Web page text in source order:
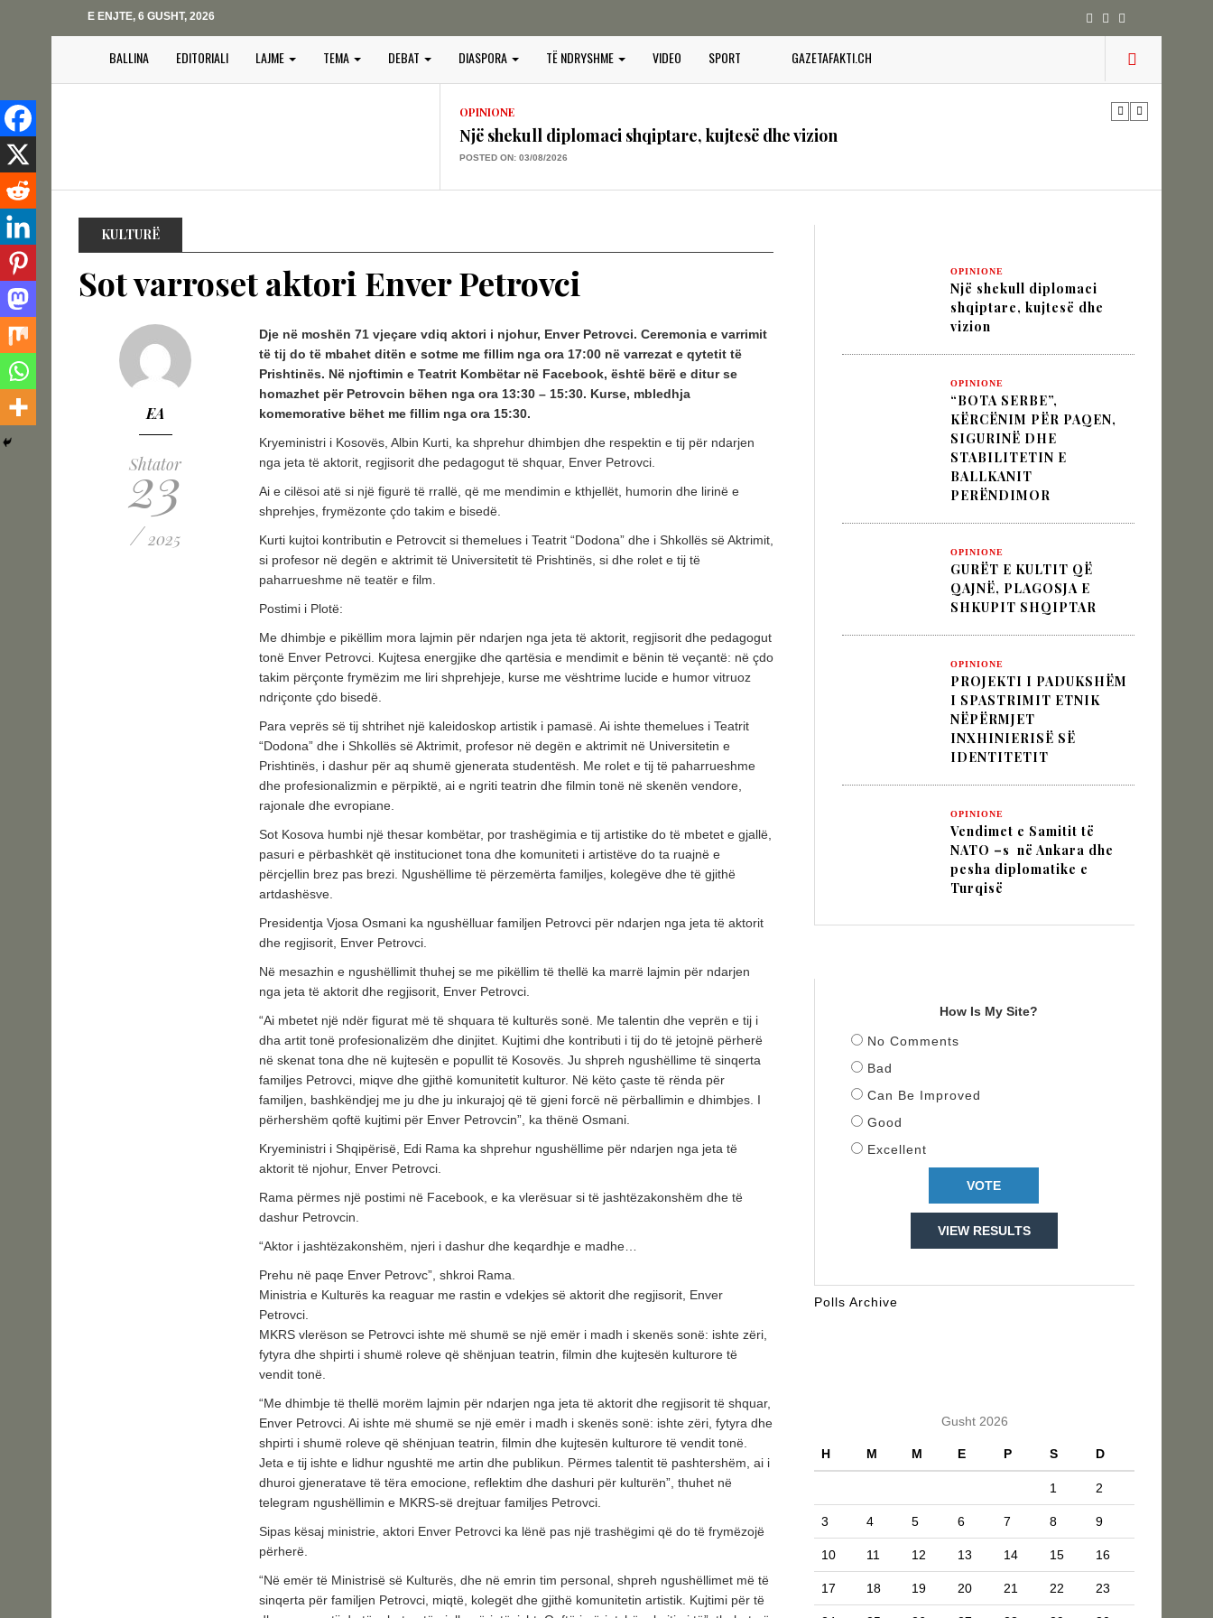
E ENJTE, 6 GUSHT, 2026
BALLINA EDITORIALI LAJME TEMA DEBAT DIASPORA TË NDRYSHME VIDEO SPORT GAZETAFAKTI.CH
OPINIONE
Vendimet e Samitit të NATO –s në Ankara dhe pesha diplomatike e Turqisë
POSTED ON: 16/07/2026
OPINIONE
Një shekull diplomaci shqiptare, kujtesë dhe vizion
POSTED ON: 03/08/2026
OPINIONE
POSTED ON: 25/07/2026
OPINIONE
GURËT E KULTIT QË QAJNË, PLAGOSJA E SHKUPIT SHQIPTAR
OPINIONE
PROJEKTI I PADUKSHËM I SPASTRIMIT ETNIK NËPËRMJET INXHINIERISË SË
IDENTITETIT
POSTED ON: 20/07/2026
OPINIONE
Vendimet e Samitit të NATO –s në Ankara dhe pesha diplomatike e Turqisë
POSTED ON: 16/07/2026
Një shekull diplomaci shqiptare, kujtesë dhe vizion
KULTURË
Sot varroset aktori Enver Petrovci
EA
Shtator
23
/ 2025
Dje në moshën 71 vjeçare vdiq aktori i njohur, Enver Petrovci. Ceremonia e varrimit
të tij do të mbahet ditën e sotme me fillim nga ora 17:00 në varrezat e qytetit të
Prishtinës. Në njoftimin e Teatrit Kombëtar në Facebook, është bërë e ditur se
homazhet për Petrovcin bëhen nga ora 13:30 – 15:30. Kurse, mbledhja
komemorative bëhet me fillim nga ora 15:30.
Kryeministri i Kosovës, Albin Kurti, ka shprehur dhimbjen dhe respektin e tij për ndarjen
nga jeta të aktorit, regjisorit dhe pedagogut të shquar, Enver Petrovci.
Ai e cilësoi atë si një figurë të rrallë, që me mendimin e kthjellët, humorin dhe lirinë e
shprehjes, frymëzonte çdo takim e bisedë.
Kurti kujtoi kontributin e Petrovcit si themelues i Teatrit “Dodona” dhe i Shkollës së Aktrimit,
si profesor në degën e aktrimit të Universitetit të Prishtinës, si dhe rolet e tij të
paharrueshme në teatër e film.
Postimi i Plotë:
Me dhimbje e pikëllim mora lajmin për ndarjen nga jeta të aktorit, regjisorit dhe pedagogut
tonë Enver Petrovci. Kujtesa energjike dhe qartësia e mendimit e bënin të veçantë: në çdo
takim përçonte frymëzim me liri shprehjeje, kurse me vështrime lucide e humor vitruoz
ndriçonte çdo bisedë.
Para veprës së tij shtrihet një kaleidoskop artistik i pamasë. Ai ishte themelues i Teatrit
“Dodona” dhe i Shkollës së Aktrimit, profesor në degën e aktrimit në Universitetin e
Prishtinës, i dashur për aq shumë gjenerata studentësh. Me rolet e tij të paharrueshme
dhe profesionalizmin e përpiktë, ai e ngriti teatrin dhe filmin tonë në skenën vendore,
rajonale dhe evropiane.
Sot Kosova humbi një thesar kombëtar, por trashëgimia e tij artistike do të mbetet e gjallë,
pasuri e përbashkët që institucionet tona dhe komuniteti i artistëve do ta ruajnë e
përcjellin brez pas brezi. Ngushëllime të përzemërta familjes, kolegëve dhe të gjithë
artdashësve.
Presidentja Vjosa Osmani ka ngushëlluar familjen Petrovci për ndarjen nga jeta të aktorit
dhe regjisorit, Enver Petrovci.
Në mesazhin e ngushëllimit thuhej se me pikëllim të thellë ka marrë lajmin për ndarjen
nga jeta të aktorit dhe regjisorit, Enver Petrovci.
“Ai mbetet një ndër figurat më të shquara të kulturës sonë. Me talentin dhe veprën e tij i
dha artit tonë profesionalizëm dhe dinjitet. Kujtimi dhe kontributi i tij do të jetojnë përherë
në skenat tona dhe në kujtesën e popullit të Kosovës. Ju shpreh ngushëllime të sinqerta
familjes Petrovci, miqve dhe gjithë komunitetit kulturor. Në këto çaste të rënda për
familjen, bashkëndjej me ju dhe ju inkurajoj që të gjeni forcë në përballimin e dhimbjes. I
përhershëm qoftë kujtimi për Enver Petrovcin”, ka thënë Osmani.
Kryeministri i Shqipërisë, Edi Rama ka shprehur ngushëllime për ndarjen nga jeta të
aktorit të njohur, Enver Petrovci.
Rama përmes një postimi në Facebook, e ka vlerësuar si të jashtëzakonshëm dhe të
dashur Petrovcin.
“Aktor i jashtëzakonshëm, njeri i dashur dhe keqardhje e madhe…
Prehu në paqe Enver Petrovc”, shkroi Rama.
Ministria e Kulturës ka reaguar me rastin e vdekjes së aktorit dhe regjisorit, Enver
Petrovci.
MKRS vlerëson se Petrovci ishte më shumë se një emër i madh i skenës sonë: ishte zëri,
fytyra dhe shpirti i shumë roleve që shënjuan teatrin, filmin dhe kujtesën kulturore të
vendit tonë.
“Me dhimbje të thellë morëm lajmin për ndarjen nga jeta të aktorit dhe regjisorit të shquar,
Enver Petrovci. Ai ishte më shumë se një emër i madh i skenës sonë: ishte zëri, fytyra dhe
shpirti i shumë roleve që shënjuan teatrin, filmin dhe kujtesën kulturore të vendit tonë.
Jeta e tij ishte e lidhur ngushtë me artin dhe publikun. Përmes talentit të pashtershëm, ai i
dhuroi gjeneratave të tëra emocione, reflektim dhe dashuri për kulturën”, thuhet në
telegram ngushëllimin e MKRS-së drejtuar familjes Petrovci.
Sipas kësaj ministrie, aktori Enver Petrovci ka lënë pas një trashëgimi që do të frymëzojë
përherë.
“Në emër të Ministrisë së Kulturës, dhe në emrin tim personal, shpreh ngushëllimet më të
sinqerta për familjen Petrovci, miqtë, kolegët dhe gjithë komunitetin artistik. Kujtimi për të
OPINIONE
Një shekull diplomaci
shqiptare, kujtesë dhe
vizion
OPINIONE
“BOTA SERBE”,
KËRCËNIM PËR PAQEN,
SIGURINË DHE
STABILITETIN E
BALLKANIT
PERËNDIMOR
OPINIONE
GURËT E KULTIT QË
QAJNË, PLAGOSJA E
SHKUPIT SHQIPTAR
OPINIONE
PROJEKTI I PADUKSHËM
I SPASTRIMIT ETNIK
NËPËRMJET
INXHINIERISË SË
IDENTITETIT
OPINIONE
Vendimet e Samitit të
NATO –s në Ankara dhe
pesha diplomatike e
Turqisë
How Is My Site?
No Comments
Bad
Can Be Improved
Good
Excellent
VIEW RESULTS
Polls Archive
Gusht 2026
H M M E P S D
1 2
3 4 5 6 7 8 9
10 11 12 13 14 15 16
17 18 19 20 21 22 23